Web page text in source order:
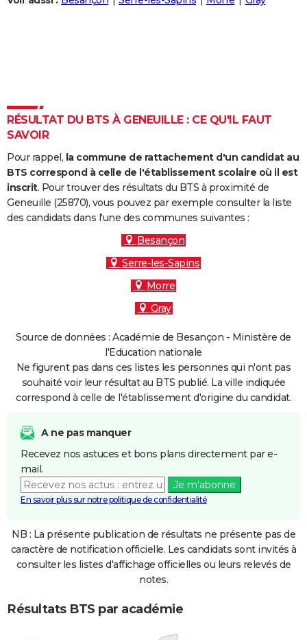
Carte de Noël
Carte Bonne année
Carte Saint-Valentin
Carte Pâques
Carte d'anniversaire
Dictionnaire
Biographies
Citations
Expressions
Proverbes
PROGRAMME TV
COPAINS D'AVANT
S'inscrire
Se connecter
Lycées
Collèges
Primaires
Universités
Entreprises
Service militaire
Avis de recherche
AVIS DE DÉCÈS
RÉSULTAT DU BTS À GENEUILLE : CE QU'IL FAUT
SAVOIR
Pour rappel, la commune de rattachement d'un candidat au
BTS correspond à celle de l'établissement scolaire où il est
inscrit. Pour trouver des résultats du BTS à proximité de
Geneuille (25870), vous pouvez par exemple consulter la liste
des candidats dans l'une des communes suivantes :
Besançon
Serre-les-Sapins
Morre
Gray
Source de données : Académie de Besançon - Ministère de
l'Education nationale
Ne figurent pas dans ces listes les personnes qui n'ont pas
souhaité voir leur résultat au BTS publié. La ville indiquée
correspond à celle de l'établissement d'origine du candidat.
A ne pas manquer
Recevez nos astuces et bons plans directement par e-
mail.
Je m'abonne
En savoir plus sur notre politique de confidentialité
NB : La présente publication de résultats ne présente pas de
caractère de notification officielle. Les candidats sont invités à
consulter les listes d'affichage officielles ou leurs relevés de
notes.
Résultats BTS par académie